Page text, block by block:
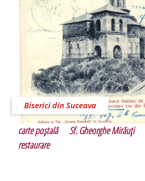
Biserici din Suceava
carte poştală Sf. Gheorghe Mirăuţi
restaurare